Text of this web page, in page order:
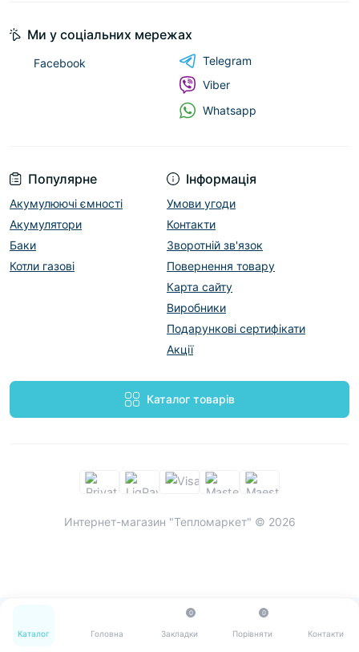
Каталог Головна Закладки
0
Порівняти
0
Контакти
Популярне
Акумулюючі ємності
Акумулятори
Баки
Котли газові
Інформація
Умови угоди
Контакти
Зворотній зв'язок
Повернення товару
Карта сайту
Виробники
Подарункові сертифікати
Акції
Каталог товарів
Ми у соціальних мережах
Facebook
Telegram
Viber
Whatsapp
Интернет-магазин "Тепломаркет" © 2026